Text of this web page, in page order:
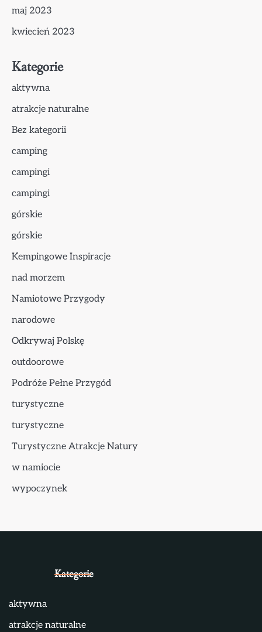
maj 2023
kwiecień 2023
Kategorie
aktywna
atrakcje naturalne
Bez kategorii
camping
campingi
campingi
górskie
górskie
Kempingowe Inspiracje
nad morzem
Namiotowe Przygody
narodowe
Odkrywaj Polskę
outdoorowe
Podróże Pełne Przygód
turystyczne
turystyczne
Turystyczne Atrakcje Natury
w namiocie
wypoczynek
Kategorie
aktywna
atrakcje naturalne